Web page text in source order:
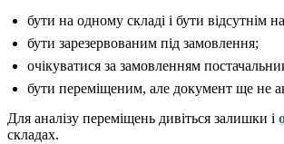
бути на одному складі і бути відсутнім
бути зарезервованим під замовлення;
очікуватися за замовленням
бути переміщеним, але документ ще не
Для аналізу переміщень дивіться залишки і
складах.